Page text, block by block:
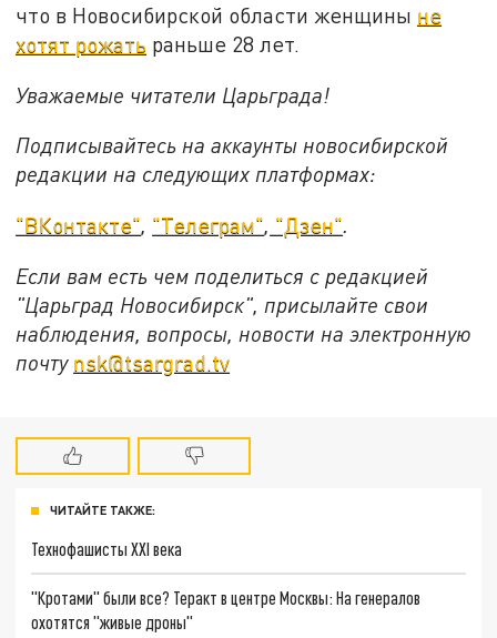
что в Новосибирской области женщины не
хотят рожать раньше 28 лет.
Уважаемые читатели Царьграда!
Подписывайтесь на аккаунты новосибирской
редакции на следующих платформах:
"ВКонтакте", "Телеграм", "Дзен".
Если вам есть чем поделиться с редакцией
"Царьград Новосибирск", присылайте свои
наблюдения, вопросы, новости на электронную
почту nsk@tsargrad.tv
ЧИТАЙТЕ ТАКЖЕ:
Технофашисты XXI века
"Кротами" были все? Теракт в центре Москвы: На генералов
охотятся "живые дроны"